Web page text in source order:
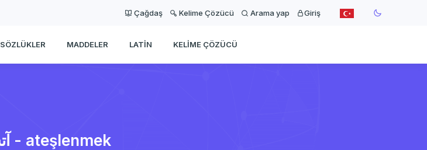
Çağdaş Kelime Çözücü Arama yap Giriş
SÖZLÜKLER MADDELER LATIN KELIME ÇÖZÜCÜ
آتشلنمك - ateşlenmek